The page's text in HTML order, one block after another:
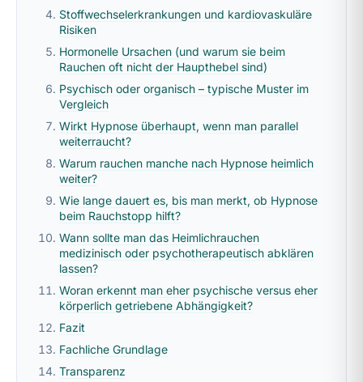
Stoffwechselerkrankungen und kardiovaskuläre
Risiken
Hormonelle Ursachen (und warum sie beim
Rauchen oft nicht der Haupthebel sind)
Psychisch oder organisch – typische Muster im
Vergleich
Wirkt Hypnose überhaupt, wenn man parallel
weiterraucht?
Warum rauchen manche nach Hypnose heimlich
weiter?
Wie lange dauert es, bis man merkt, ob Hypnose
beim Rauchstopp hilft?
Wann sollte man das Heimlichrauchen
medizinisch oder psychotherapeutisch abklären
lassen?
Woran erkennt man eher psychische versus eher
körperlich getriebene Abhängigkeit?
Fazit
Fachliche Grundlage
Transparenz